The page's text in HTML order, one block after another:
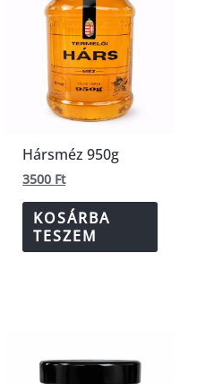
Hársméz 950g
3500 Ft
KOSÁRBA
TESZEM